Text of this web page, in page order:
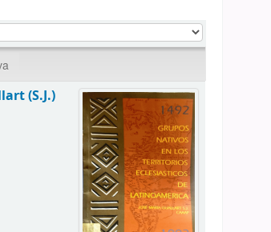
(S.J.)